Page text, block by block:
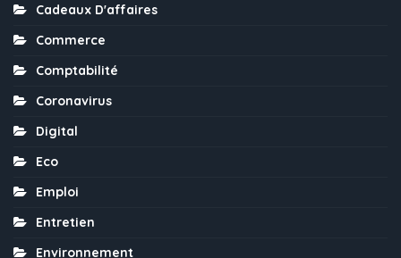
Cadeaux D'affaires
Commerce
Comptabilité
Coronavirus
Digital
Eco
Emploi
Entretien
Environnement